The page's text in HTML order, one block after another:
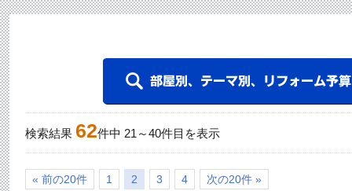
検索結果 62件中 21 ～40件目を表示
« 前の20件 1 2 3 4 次の20件 »